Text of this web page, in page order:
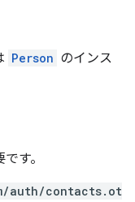
Person のインス
す。
auth/contacts.ot